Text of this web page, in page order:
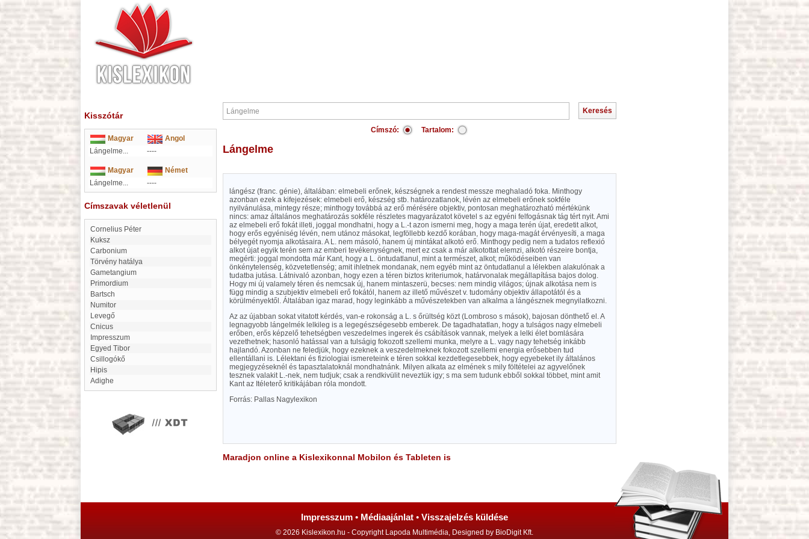
Kisszótár
Magyar
Angol
Lángelme...
----
Magyar
Német
Lángelme...
----
Címszavak véletlenül
Cornelius Péter
Kuksz
Carbonium
Törvény hatálya
gametangium
Primordium
Bartsch
Numitor
levegő
Cnicus
impresszum
Egyed Tibor
Csillogókő
hipis
Adighe
Címszó: Tartalom:
Lángelme
lángész (franc. génie), általában: elmebeli erőnek, készségnek a rendest messze meghaladó foka. Minthogy
azonban ezek a kifejezések: elmebeli erő, készség stb. határozatlanok, lévén az elmebeli erőnek sokféle
nyilvánulása, mintegy része; minthogy továbbá az erő mérésére objektiv, pontosan meghatározható mértékünk
nincs: amaz általános meghatározás sokféle részletes magyarázatot követel s az egyéni felfogásnak tág tért nyit. Ami
az elmebeli erő fokát illeti, joggal mondhatni, hogy a L.-t azon ismerni meg, hogy a maga terén újat, eredetit alkot,
hogy erős egyéniség lévén, nem utánoz másokat, legföllebb kezdő korában, hogy maga-magát érvényesíti, a maga
bélyegét nyomja alkotásaira. A L. nem másoló, hanem új mintákat alkotó erő. Minthogy pedig nem a tudatos reflexió
alkot újat egyik terén sem az emberi tevékenységnek, mert ez csak a már alkotottat elemzi, alkotó részeire bontja,
megérti: joggal mondotta már Kant, hogy a L. öntudatlanul, mint a természet, alkot; működéseiben van
önkénytelenség, közvetetlenség; amit ihletnek mondanak, nem egyéb mint az öntudatlanul a lélekben alakulónak a
tudatba jutása. Látnivaló azonban, hogy ezen a téren biztos kriteriumok, határvonalak megállapítása bajos dolog.
Hogy mi új valamely téren és nemcsak új, hanem mintaszerü, becses: nem mindig világos; újnak alkotása nem is
függ mindig a szubjektiv elmebeli erő fokától, hanem az illető művészet v. tudomány objektiv állapotától és a
körülményektől. Általában igaz marad, hogy leginkább a művészetekben van alkalma a lángésznek megnyilatkozni.
Az az újabban sokat vitatott kérdés, van-e rokonság a L. s őrültség közt (Lombroso s mások), bajosan dönthető el. A
legnagyobb lángelmék lelkileg is a legegészségesebb emberek. De tagadhatatlan, hogy a tulságos nagy elmebeli
erőben, erős képzelő tehetségben veszedelmes ingerek és csábítások vannak, melyek a lelki élet bomlására
vezethetnek; hasonló hatással van a tulságig fokozott szellemi munka, melyre a L. vagy nagy tehetség inkább
hajlandó. Azonban ne feledjük, hogy ezeknek a veszedelmeknek fokozott szellemi energia erősebben tud
ellentállani is. Lélektani és fiziologiai ismereteink e téren sokkal kezdetlegesebbek, hogy egyebeket ily általános
megjegyzéseknél és tapasztalatoknál mondhatnánk. Milyen alkata az elmének s mily föltételei az agyvelőnek
tesznek valakit L.-nek, nem tudjuk; csak a rendkivülit neveztük igy; s ma sem tudunk ebből sokkal többet, mint amit
Kant az Itéleterő kritikájában róla mondott.
Forrás: Pallas Nagylexikon
Maradjon online a Kislexikonnal Mobilon és Tableten is
Impresszum • Médiaajánlat • Visszajelzés küldése
© 2026 Kislexikon.hu - Copyright Lapoda Multimédia, Designed by BioDigit Kft.